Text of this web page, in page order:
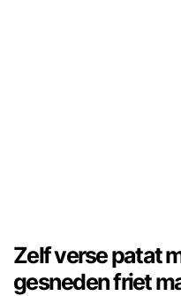
Zelf verse patat
gesneden friet